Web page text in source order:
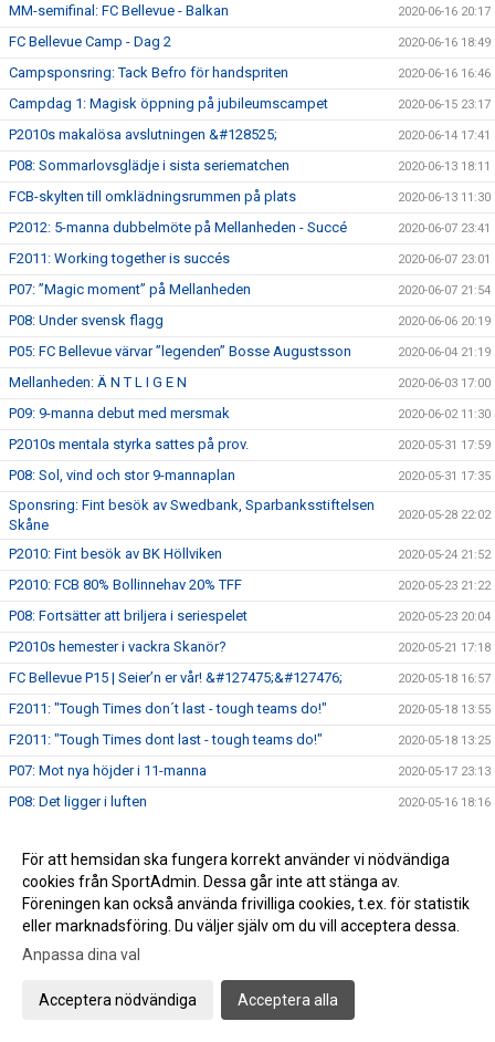
MM-semifinal: FC Bellevue - Balkan 2020-06-16 20:17
FC Bellevue Camp - Dag 2 2020-06-16 18:49
Campsponsring: Tack Befro för handspriten 2020-06-16 16:46
Campdag 1: Magisk öppning på jubileumscampet 2020-06-15 23:17
P2010s makalösa avslutningen &#128525; 2020-06-14 17:41
P08: Sommarlovsglädje i sista seriematchen 2020-06-13 18:11
FCB-skylten till omklädningsrummen på plats 2020-06-13 11:30
P2012: 5-manna dubbelmöte på Mellanheden - Succé 2020-06-07 23:41
F2011: Working together is succés 2020-06-07 23:01
P07: ”Magic moment” på Mellanheden 2020-06-07 21:54
P08: Under svensk flagg 2020-06-06 20:19
P05: FC Bellevue värvar ”legenden” Bosse Augustsson 2020-06-04 21:19
Mellanheden: Ä N T L I G E N 2020-06-03 17:00
P09: 9-manna debut med mersmak 2020-06-02 11:30
P2010s mentala styrka sattes på prov. 2020-05-31 17:59
P08: Sol, vind och stor 9-mannaplan 2020-05-31 17:35
Sponsring: Fint besök av Swedbank, Sparbanksstiftelsen
Skåne
2020-05-28 22:02
P2010: Fint besök av BK Höllviken 2020-05-24 21:52
P2010: FCB 80% Bollinnehav 20% TFF 2020-05-23 21:22
P08: Fortsätter att briljera i seriespelet 2020-05-23 20:04
P2010s hemester i vackra Skanör? 2020-05-21 17:18
FC Bellevue P15 | Seier’n er vår! &#127475;&#127476; 2020-05-18 16:57
F2011: "Tough Times don´t last - tough teams do!" 2020-05-18 13:55
F2011: "Tough Times dont last - tough teams do!" 2020-05-18 13:25
P07: Mot nya höjder i 11-manna 2020-05-17 23:13
P08: Det ligger i luften 2020-05-16 18:16
P07: Magiskt spel mot FC Möjligheten 2020-05-10 22:13
P2010s utvecklingskurva är svårstoppad 2020-05-10 14:23
P08: Mulet trots solsken 2020-05-10 14:14
P07: ”Årets Nickmål” av Felix ”Nick”lasson
Bländande spel av Mixlaget P2011/2010
För att hemsidan ska fungera korrekt använder vi nödvändiga
cookies från SportAdmin. Dessa går inte att stänga av.
Föreningen kan också använda frivilliga cookies, t.ex. för statistik
eller marknadsföring. Du väljer själv om du vill acceptera dessa.
Anpassa dina val
Acceptera nödvändiga Acceptera alla